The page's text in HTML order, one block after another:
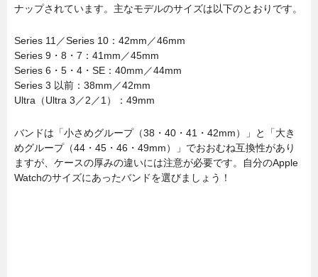
ナップされています。主なモデルのサイズは以下のとおりです。
Series 11／Series 10：42mm／46mm
Series 9・8・7：41mm／45mm
Series 6・5・4・SE：40mm／44mm
Series 3 以前：38mm／42mm
Ultra（Ultra 3／2／1）：49mm
バンドは「小さめグループ（38・40・41・42mm）」と「大き
めグループ（44・45・46・49mm）」でおおむね互換性があり
ますが、ケースの厚みの違いには注意が必要です。自分のApple
Watchのサイズにあったバンドを選びましょう！